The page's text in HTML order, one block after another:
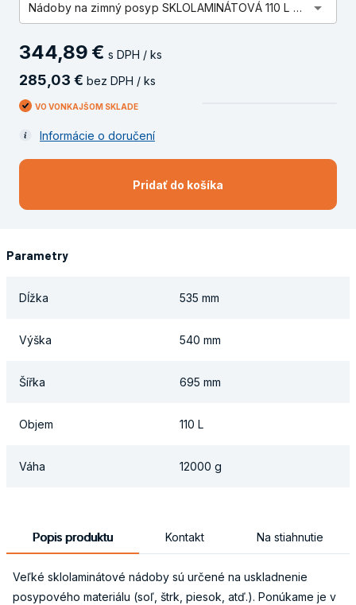
Nádoby na zimný posyp SKLOLAMINÁTOVÁ 110 L 695 X 535 X 540 MM 12 KG arrow_drop_down
344,89 € s DPH / ks
285 03 € bez DPH / ks
VO VONKAJŠOM SKLADE
Informácie o doručení
Pridať do košíka
Parametry
Dĺžka 535 mm
Výška 540 mm
Šířka 695 mm
Objem 110 L
Váha 12000 g
Popis produktu Kontakt Na stiahnutie
Veľké sklolaminátové nádoby sú určené na uskladnenie
posypového materiálu (soľ, štrk, piesok, atď.). Ponúkame je v